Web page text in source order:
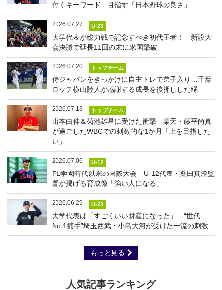
付くキーワード…目指す「日本野球の良さ」
2026.07.27 U-23
大学代表が総力戦で記念すべき初代王者！ 新設大
会決勝で延長11回の末に米国撃破
2026.07.20 トップチーム
侍ジャパンをきっかけに自主トレで弟子入り…千葉
ロッテ横山陸人が感謝する成長を後押しした縁
2026.07.13 トップチーム
山本由伸＆菊池雄星に受けた衝撃 楽天・藤平尚真
が過ごしたWBCでの刺激的な1か月「上を目指した
い」
2026.07.06 U-12
PL学園時代以来の国際大会 U-12代表・桑田真澄監
督が掲げる育成像「強い人になる」
2026.06.29 U-23
大学代表は「すごくいい財産になった」 “世代
No.1捕手”埼玉西武・小島大河が受けた一流の刺激
もっと見る
人気記事ランキング